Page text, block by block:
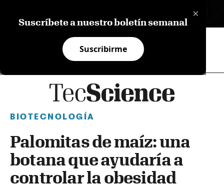
×
Suscríbete a nuestro boletín semanal
Suscribirme
BIOTECNOLOGÍA
Palomitas de maíz: una
botana que ayudaría a
controlar la obesidad